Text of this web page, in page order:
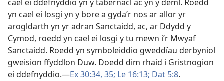
cael ei ddefnyddio yn y tabernacl ac yn y deml. Roedd
yn cael ei losgi yn y bore a gyda’r nos ar allor yr
arogldarth yn yr adran Sanctaidd, ac, ar Ddydd y
Cymod, roedd yn cael ei losgi y tu mewn i’r Mwyaf
Sanctaidd. Roedd yn symboleiddio gweddïau derbyniol
gweision ffyddlon Duw. Doedd dim rhaid i Gristnogion
ei ddefnyddio.—Ex 30:34, 35; Le 16:13; Dat 5:8.